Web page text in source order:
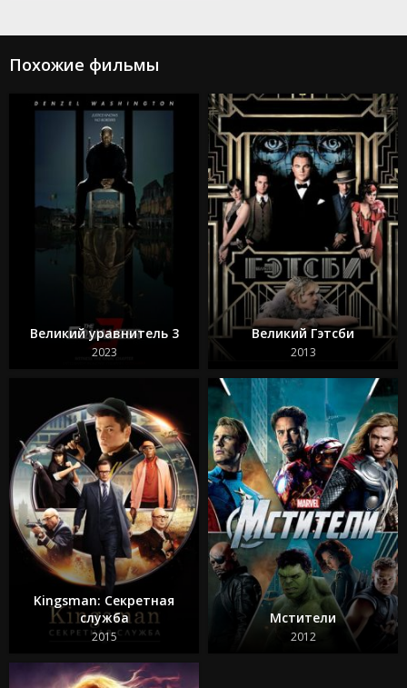
Ловушка
Подземелья и драконы: Честь среди воров
Каратэ-пацан: Легенды
Трансформеры: Восхождение Звероботов
Из моего окна 2: За морями
Веном: Последний танец
Изгоняющий дьявола: Верующий
Особо опасный пассажир
Супер Майк: Последний танец
Крушение
Охотники за привидениями: Леденящий ужас
Кокаиновый медведь
Из моего окна 3: Новая встреча
Зеленая миля
Достать ножи 2: Стеклянная луковица
Круче некуда
Бессмертная гвардия 2
Битлджус Битлджус 2
Ад Данте
Шазам! 2 Ярость богов
Телохранитель на фрилансе
Похожие фильмы
Великий уравнитель 3
2023
Великий Гэтсби
2013
Kingsman: Секретная
служба
2015
Мстители
2012